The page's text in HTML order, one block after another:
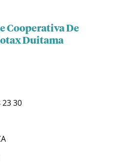
Cooperativa De
Duitama
23 30